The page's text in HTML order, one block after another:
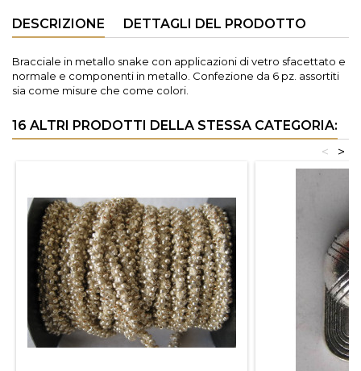
DESCRIZIONE DETTAGLI DEL PRODOTTO
Bracciale in metallo snake con applicazioni di vetro sfacettato e
normale e componenti in metallo. Confezione da 6 pz. assortiti
sia come misure che come colori.
16 ALTRI PRODOTTI DELLA STESSA CATEGORIA:
>
<